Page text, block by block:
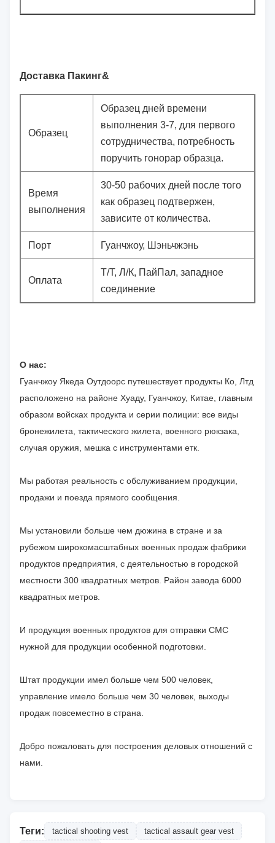
Доставка Пакинг&
Образец
Образец дней времени
выполнения 3-7, для первого
сотрудничества, потребность
поручить гонорар образца.
Время
выполнения
30-50 рабочих дней после того
как образец подтвержен,
зависите от количества.
Порт Гуанчжоу, Шэньчжэнь
Оплата
Т/Т, Л/К, ПайПал, западное
соединение
О нас:
Гуанчжоу Якеда Оутдоорс путешествует продукты Ко, Лтд
расположено на районе Хуаду, Гуанчжоу, Китае, главным
образом войсках продукта и серии полиции: все виды
бронежилета, тактического жилета, военного рюкзака,
случая оружия, мешка с инструментами етк.
Мы работая реальность с обслуживанием продукции,
продажи и поезда прямого сообщения.
Мы установили больше чем дюжина в стране и за
рубежом широкомасштабных военных продаж фабрики
продуктов предприятия, с деятельностью в городской
местности 300 квадратных метров. Район завода 6000
квадратных метров.
И продукция военных продуктов для отправки СМС
нужной для продукции особенной подготовки.
Штат продукции имел больше чем 500 человек,
управление имело больше чем 30 человек, выходы
продаж повсеместно в страна.
Добро пожаловать для построения деловых отношений с
нами.
Теги: tactical shooting vest
tactical assault gear vest